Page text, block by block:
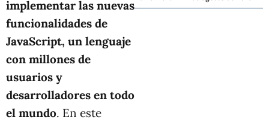
implementar las nuevas
funcionalidades de
JavaScript, un lenguaje
con millones de
usuarios y
desarrolladores en todo
el mundo. En este